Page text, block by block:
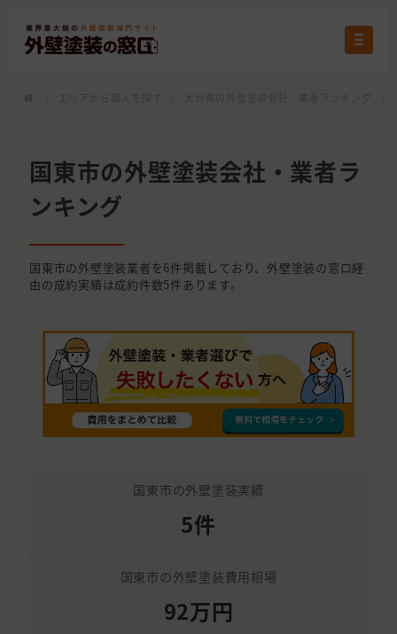
国東市の外壁塗装会社・業者ラ
ンキング
国東市の外壁塗装業者を6件掲載しており、外壁塗装の窓口経
由の成約実績は成約件数5件あります。
国東市の外壁塗装実績
5件
国東市の外壁塗装費用相場
92万円